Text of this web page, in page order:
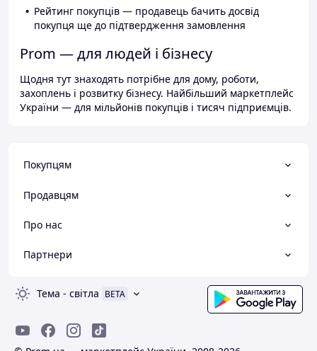
Рейтинг покупців — продавець бачить досвід
покупця ще до підтвердження замовлення
Prom — для людей і бізнесу
Щодня тут знаходять потрібне для дому, роботи,
захоплень і розвитку бізнесу. Найбільший маркетплейс
України — для мільйонів покупців і тисяч підприємців.
Покупцям
Продавцям
Про нас
Партнери
Тема - світла BETA